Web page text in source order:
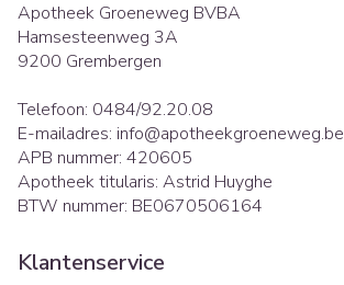
Apotheek Groeneweg BVBA
Hamsesteenweg 3A
9200 Grembergen
Telefoon: 0484/92.20.08
E-mailadres: info@apotheekgroeneweg.be
APB nummer: 420605
Apotheek titularis: Astrid Huyghe
BTW nummer: BE0670506164
Klantenservice